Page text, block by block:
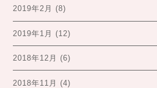
2019年2月 (8)
2019年1月 (12)
2018年12月 (6)
2018年11月 (4)